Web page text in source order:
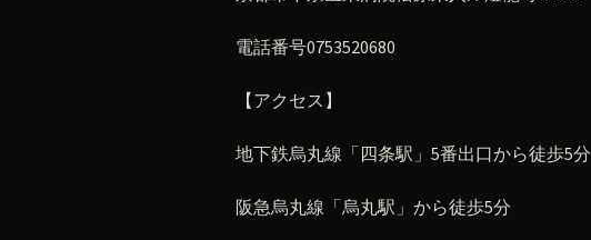
電話番号0753520680
【アクセス】
地下鉄烏丸線「四条駅」5番出口から徒歩5分
阪急烏丸線「烏丸駅」から徒歩5分